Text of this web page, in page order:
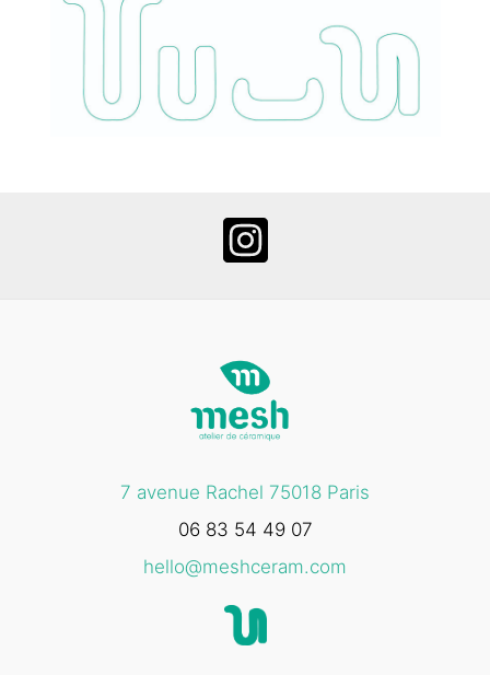
7 avenue Rachel 75018 Paris
06 83 54 49 07
hello@meshceram.com